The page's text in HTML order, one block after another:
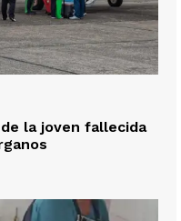
la joven fallecida